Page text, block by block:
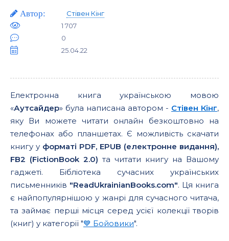
Автор:
Стівен Кінг
1 707
0
25.04.22
Електронна книга українською мовою
«Аутсайдер» була написана автором - Стівен Кінг,
яку Ви можете читати онлайн безкоштовно на
телефонах або планшетах. Є можливість скачати
книгу у форматі PDF, EPUB (електронне видання),
FB2 (FictionBook 2.0) та читати книгу на Вашому
гаджеті. Бібліотека сучасних українських
письменників "ReadUkrainianBooks.com". Ця книга
є найпопулярнішою у жанрі для сучасного читача,
та займає перші місця серед усієї колекції творів
(книг) у категорії "💙 Бойовики".